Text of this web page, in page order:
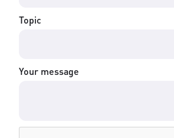
Topic
Your message